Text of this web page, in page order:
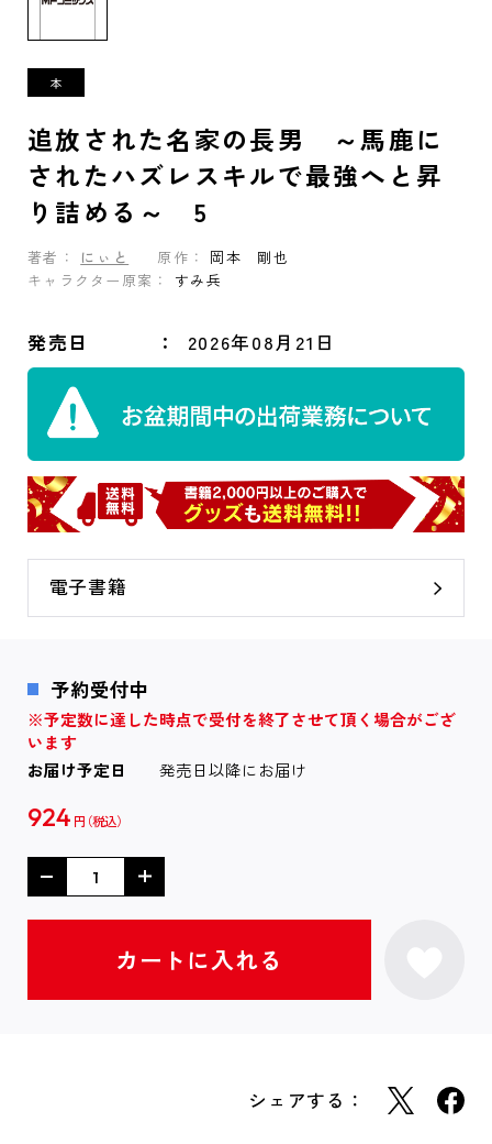
追放された名家の長男 ～馬鹿に
されたハズレスキルで最強へと昇
り詰める～ 5
著者： にぃと 原作：
岡本 剛也
キャラクター原案：
すみ兵
発売日 2026年08月21日
電子書籍
予約受付中
※予定数に達した時点で受付を終了させて頂く場合がござ
います
お届け予定日
発売日以降にお届け
924 円
シェアする：